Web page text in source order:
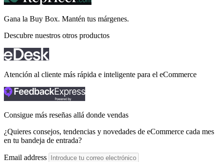
Gana la Buy Box. Mantén tus márgenes.
Descubre nuestros otros productos
Atención al cliente más rápida e inteligente para el eCommerce
Consigue más reseñas allá donde vendas
¿Quieres consejos, tendencias y novedades de eCommerce cada mes
en tu bandeja de entrada?
Email address